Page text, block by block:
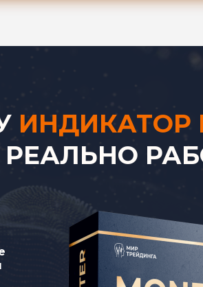
ИНДИКАТОР
РЕАЛЬНО